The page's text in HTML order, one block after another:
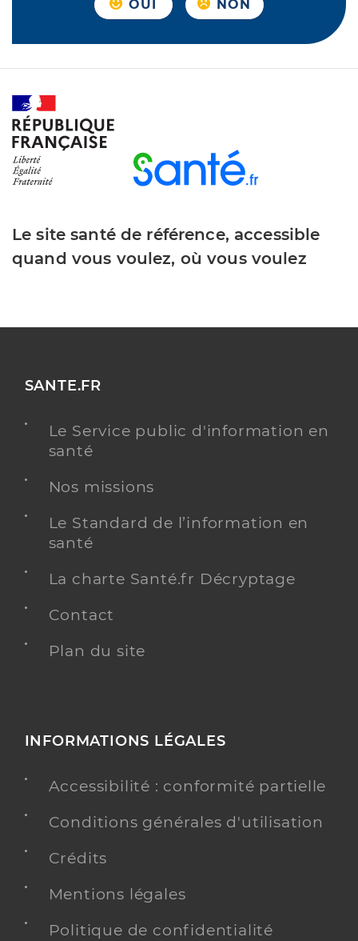
OUI NON
Le site santé de référence, accessible
quand vous voulez, où vous voulez
SANTE.FR
Le Service public d'information en
santé
Nos missions
Le Standard de l’information en
santé
La charte Santé.fr Décryptage
Contact
Plan du site
INFORMATIONS LÉGALES
Accessibilité : conformité partielle
Conditions générales d'utilisation
Crédits
Mentions légales
Politique de confidentialité